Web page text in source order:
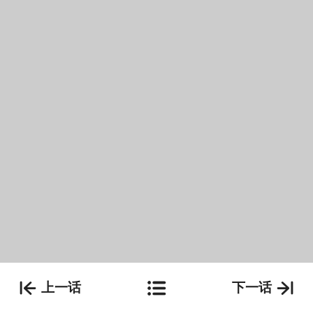
上一话 下一话